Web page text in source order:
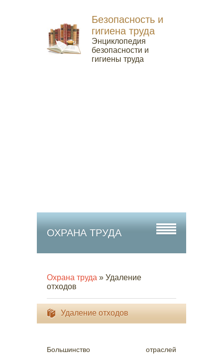
Безопасность и
гигиена труда
Энциклопедия
безопасности и
гигиены труда
ОХРАНА ТРУДА
Охрана труда » Удаление
отходов
Удаление отходов
Большинство отраслей